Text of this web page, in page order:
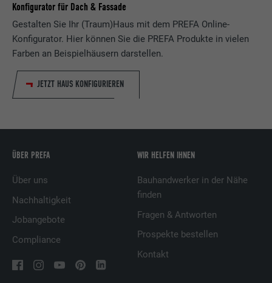
Konfigurator für Dach & Fassade
Gestalten Sie Ihr (Traum)Haus mit dem PREFA Online-
Konfigurator. Hier können Sie die PREFA Produkte in vielen
Farben an Beispielhäusern darstellen.
JETZT HAUS KONFIGURIEREN
ÜBER PREFA
Über uns
Nachhaltigkeit
Jobangebote
Compliance
WIR HELFEN IHNEN
Bauhandwerker in der Nähe
finden
Fragen & Antworten
Prospekte bestellen
Kontakt
Name VISITOR_INFO1_LIVE
Anbieter
Laufzeit 179 Tage
Zweck YouTube-Bandbreitenmessung
Laufzeit
Zweck
von Benutzereinstellungen und anderen
nicht angegebenen Zwecken verwendet